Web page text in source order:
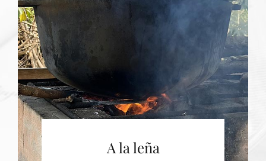
A la leña